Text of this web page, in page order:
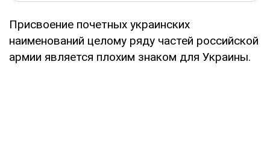
Присвоение почетных украинских
наименований целому ряду частей российской
армии является плохим знаком для Украины.